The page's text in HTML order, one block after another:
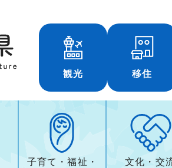
観光 移住
子育て・福祉・
文化・交